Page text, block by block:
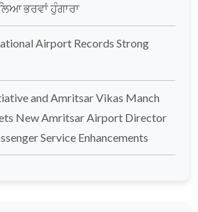
ਭਰਵਾਂ ਹੁੰਗਾਰਾ
Airport Records Strong
and Amritsar Vikas Manch
New Amritsar Airport Director
Service Enhancements